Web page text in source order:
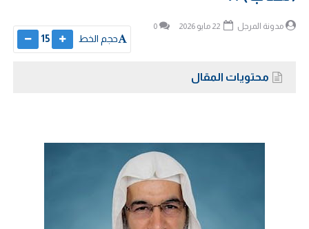
مدونة المرجل 0
حجم الخط 15
محتويات المقال